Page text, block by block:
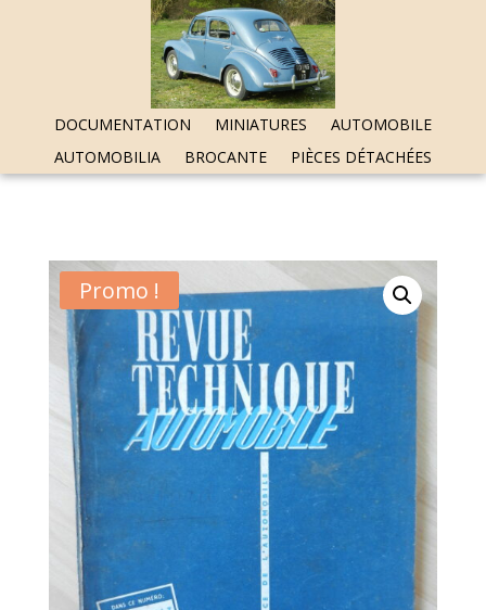
DOCUMENTATION MINIATURES
AUTOMOBILE
AUTOMOBILIA
BROCANTE PIÈCES DÉTACHÉES
Promo !